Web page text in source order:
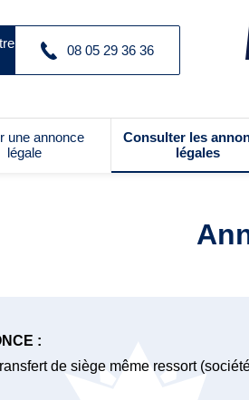
08 05 29 36 36
une annonce
légale
Consulter les
légales
:
de siège même ressort